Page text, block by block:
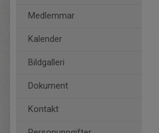
Medlemmar
Kalender
Bildgalleri
Dokument
Kontakt